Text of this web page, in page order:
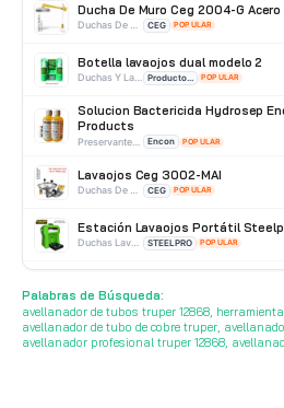
Ducha De Muro Ceg 2004-G
CEG POPULAR
Botella lavaojos dual modelo 2
POPULAR
Solucion Bactericida Hydrosep
Products
Encon POPULAR
Lavaojos Ceg 3002-MAI
CEG POPULAR
Estación Lavaojos Portátil
STEELPRO POPULAR
Inoxidable
POPULAR
Palabras de Búsqueda:
avellanador de tubos truper 12868,
avellanador de tubo de cobre truper,
avellanador profesional truper 12868,